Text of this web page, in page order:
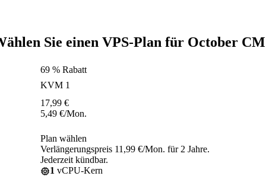
Sie einen VPS-Plan für October
69 % Rabatt
KVM 1
17,99 €
5,49 €/Mon.
Plan wählen
Verlängerungspreis 11,99 €/Mon. für 2 Jahre.
Jederzeit kündbar.
1 vCPU-Kern